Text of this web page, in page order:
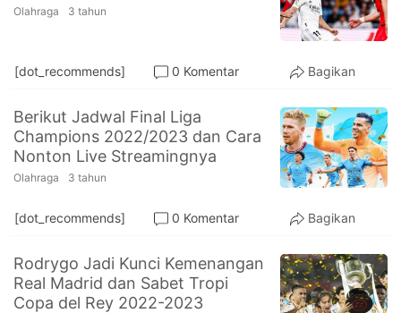
Olahraga 3 tahun
[dot_recommends] 0 Komentar Bagikan
Berikut Jadwal Final Liga
Champions 2022/2023 dan Cara
Nonton Live Streamingnya
Olahraga 3 tahun
[dot_recommends] 0 Komentar Bagikan
Rodrygo Jadi Kunci Kemenangan
Real Madrid dan Sabet Tropi
Copa del Rey 2022-2023